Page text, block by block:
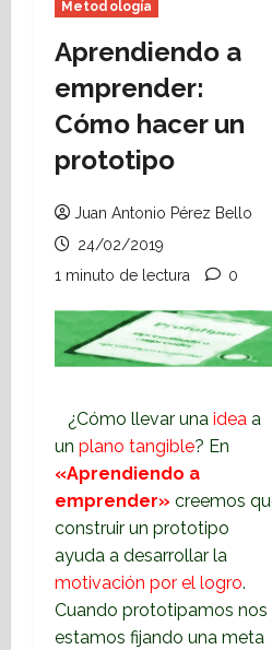
Metodología
Aprendiendo a
emprender:
Cómo hacer un
prototipo
Juan Antonio Pérez Bello
24/02/2019
1 minuto de lectura
0
¿Cómo llevar una idea a
un plano tangible? En
«Aprendiendo a
emprender» creemos
construir un prototipo
ayuda a desarrollar la
motivación por el logro.
Cuando prototipamos nos
estamos fijando una meta